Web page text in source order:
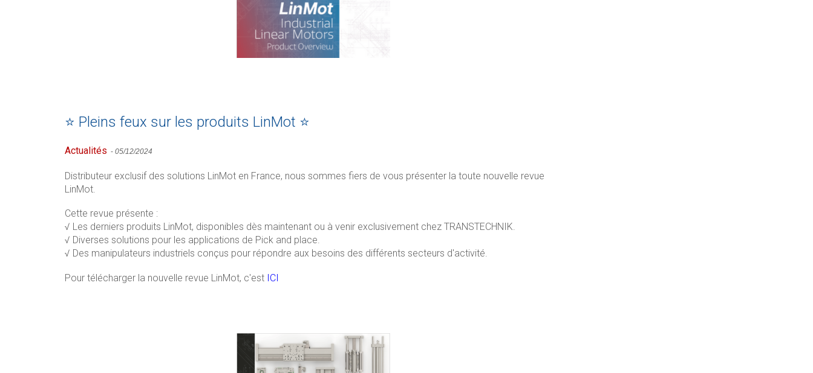
⭐ Pleins feux sur les produits LinMot ⭐
Actualités - 05/12/2024
Distributeur exclusif des solutions LinMot en France, nous sommes fiers de vous présenter la toute nouvelle revue
LinMot.
Cette revue présente :
√ Les derniers produits LinMot, disponibles dès maintenant ou à venir exclusivement chez TRANSTECHNIK.
√ Diverses solutions pour les applications de Pick and place.
√ Des manipulateurs industriels conçus pour répondre aux besoins des différents secteurs d'activité.
Pour télécharger la nouvelle revue LinMot, c'est ICI